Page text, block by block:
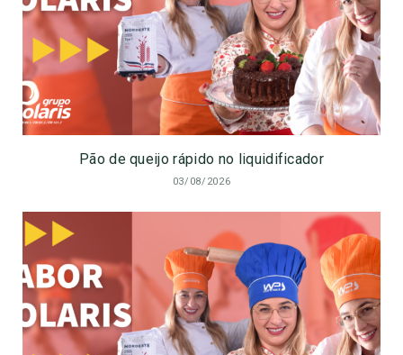
Pão de queijo rápido no liquidificador
03/08/2026